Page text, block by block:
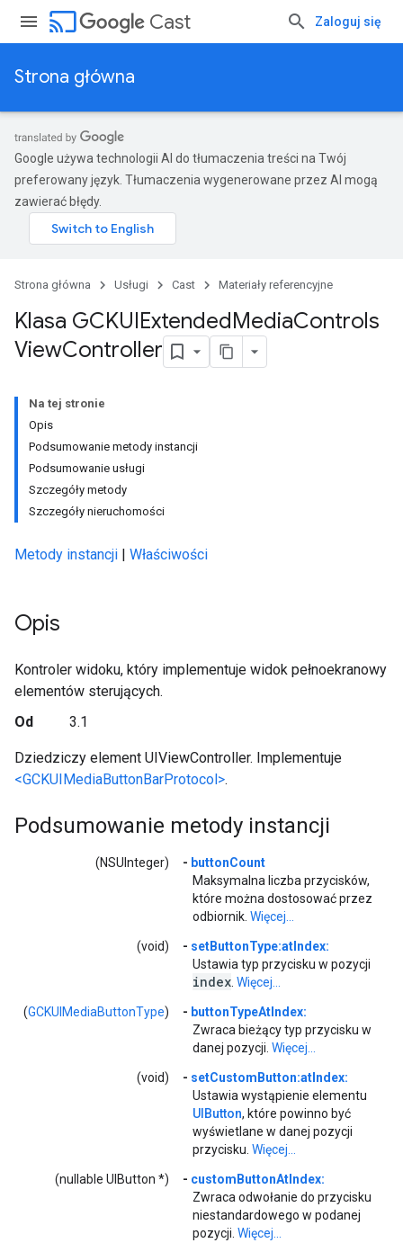
cast Cast Zaloguj się
Strona główna
Google używa technologii AI do tłumaczenia treści na Twój
preferowany język. Tłumaczenia wygenerowane przez AI mogą
zawierać błędy.
Strona główna Usługi Cast Materiały referencyjne
Klasa GCKUIExtendedMediaControls
ViewController
Na tej stronie
Opis
Podsumowanie metody instancji
Podsumowanie usługi
Szczegóły metody
Szczegóły nieruchomości
Metody instancji | Właściwości
Opis
Kontroler widoku, który implementuje widok pełnoekranowy
elementów sterujących.
Od
3.1
Dziedziczy element UIViewController. Implementuje
<GCKUIMediaButtonBarProtocol>.
Podsumowanie metody instancji
(NSUInteger) - buttonCount
Maksymalna liczba przycisków,
które można dostosować przez
odbiornik. Więcej...
(void) - setButtonType:atIndex:
Ustawia typ przycisku w pozycji
index Więcej...
(GCKUIMediaButtonType) - buttonTypeAtIndex:
Zwraca bieżący typ przycisku w
danej pozycji. Więcej...
(void) - setCustomButton:atIndex:
Ustawia wystąpienie elementu
UIButton, które powinno być
wyświetlane w danej pozycji
przycisku. Więcej...
(nullable UIButton *) - customButtonAtIndex:
Zwraca odwołanie do przycisku
niestandardowego w podanej
pozycji. Więcej...